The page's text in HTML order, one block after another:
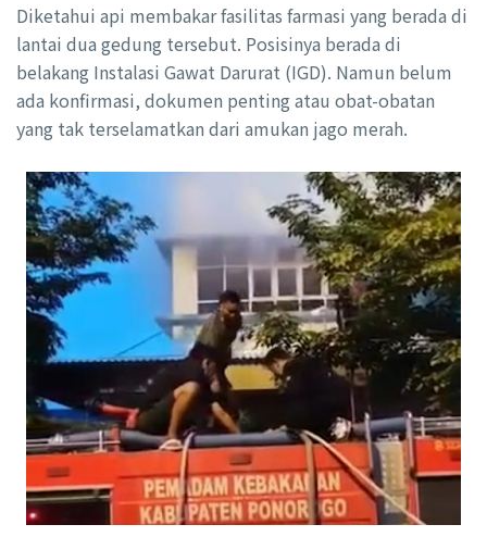
Diketahui api membakar fasilitas farmasi yang berada di
lantai dua gedung tersebut. Posisinya berada di
belakang Instalasi Gawat Darurat (IGD). Namun belum
ada konfirmasi, dokumen penting atau obat-obatan
yang tak terselamatkan dari amukan jago merah.